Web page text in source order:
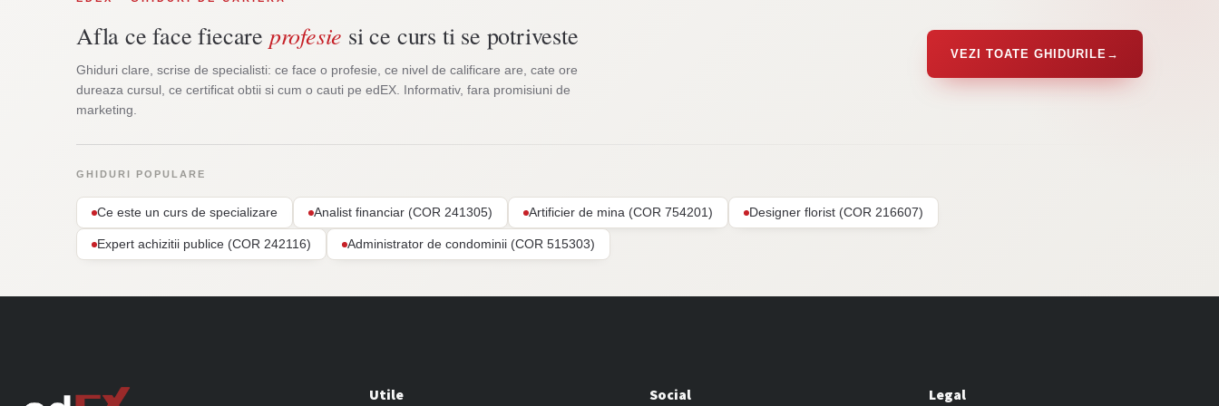
Afla ce face fiecare profesie si ce curs ti se potriveste
Ghiduri clare, scrise de specialisti: ce face o profesie, ce nivel de calificare are, cate ore
dureaza cursul, ce certificat obtii si cum o cauti pe edEX. Informativ, fara promisiuni de
marketing.
VEZI TOATE GHIDURILE →
GHIDURI POPULARE
Ce este un curs de specializare Analist financiar (COR 241305) Artificier de mina (COR 754201) Designer florist (COR 216607)
Expert achizitii publice (COR 242116) Administrator de condominii (COR 515303)
Utile
Social
Legal